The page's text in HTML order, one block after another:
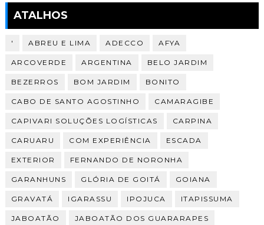
ATALHOS
' ABREU E LIMA ADECCO AFYA
ARCOVERDE ARGENTINA BELO JARDIM
BEZERROS BOM JARDIM BONITO
CABO DE SANTO AGOSTINHO CAMARAGIBE
CAPIVARI SOLUÇÕES LOGÍSTICAS CARPINA
CARUARU COM EXPERIÊNCIA ESCADA
EXTERIOR FERNANDO DE NORONHA
GARANHUNS GLÓRIA DE GOITÁ GOIANA
GRAVATÁ IGARASSU IPOJUCA ITAPISSUMA
JABOATÃO JABOATÃO DOS GUARARAPES